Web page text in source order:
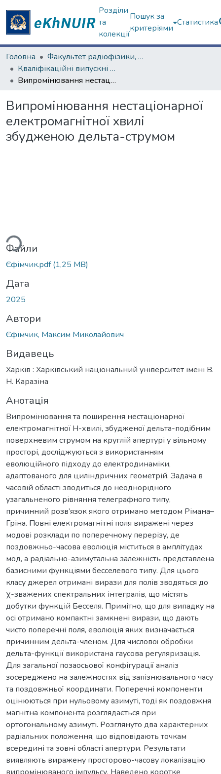
Розділи
та
колекції
Пошук за
критеріями
Статистика
Головна
Факультет радіофізики, біомедичної електроніки та комп’ютерних систем
Кваліфікаційні випускні роботи магістрів. Факультет радіофізики, біомедичної електроніки та комп’ютерних систем
Випромінювання нестаціонарної електромагнітної хвилі збудженою дельта-струмом
Випромінювання нестаціонарної
електромагнітної хвилі
збудженою дельта-струмом
Вантажиться...
Файли
Єфімчик.pdf(1,25 MB)
Дата
2025
Автори
Єфімчик, Максим Миколайович
Видавець
Харків : Харківський національний університет імені В.
Н. Каразіна
Анотація
Випромінювання та поширення нестаціонарної
електромагнітної Н-хвилі, збудженої дельта-подібним
поверхневим струмом на круглій апертурі у вільному
просторі, досліджуються з використанням
еволюційного підходу до електродинаміки,
адаптованого для циліндричних геометрій. Задача в
часовій області зводиться до неоднорідного
узагальненого рівняння телеграфного типу,
причинний розв’язок якого отримано методом Рімана–
Гріна. Повні електромагнітні поля виражені через
модові розклади по поперечному перерізу, де
поздовжньо-часова еволюція міститься в амплітудах
мод, а радіально-азимутальна залежність представлена
базисними функціями бесселевого типу. Для цього
класу джерел отримані вирази для полів зводяться до
χ-зважених спектральних інтегралів, що містять
добутки функцій Бесселя. Примітно, що для випадку на
осі отримано компактні замкнені вирази, що дають
чисто поперечні поля, еволюція яких визначається
причинним дельта-членом. Для числової обробки
дельта-функції використана гаусова регуляризація.
Для загальної позаосьової конфігурації аналіз
зосереджено на залежностях від запізнювального часу
та поздовжньої координати. Поперечні компоненти
оцінюються при нульовому азимуті, тоді як поздовжня
магнітна компонента розглядається при
ортогональному азимуті. Розглянуто два характерних
радіальних положення, що відповідають точкам
всередині та зовні області апертури. Результати
виявляють виражену просторово-часову локалізацію